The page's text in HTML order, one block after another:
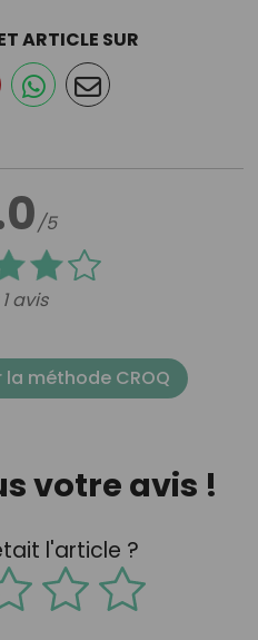
/5
avis
ARTICLE SUR
la méthode CROQ
votre avis !
l'article ?